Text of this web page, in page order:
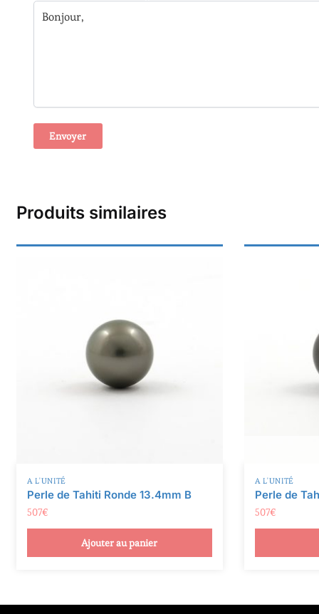
t
e
Produits similaires
A L'UNITÉ
Perle de Tahiti Ronde 13.4mm B
507€
Ajouter au panier
A L'UNITÉ
Perle de
507€